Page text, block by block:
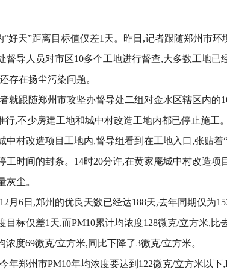
“好天”距离目标值仅差1天。昨日,记者跟随郑州市环
督导人员对市区10多个工地进行督查,大多数工地已
存在扬尘污染问题。
就跟随郑州市攻坚办督导处二组对金水区辖区内的
行,不少房建工地和城中村改造工地内都已停止施工
中村改造项目工地内,督导组看到在工地入口,张贴着
工时间的封条。14时20分许,在黄家庵城中村改造项
灰尘。
月6日,郑州的优良天数已经达188天,去年同期仅为
目标仅差1天,而PM10累计均浓度128微克/立方米,比
浓度69微克/立方米,同比下降了3微克/立方米。
年郑州市PM10年均浓度要达到122微克/立方米以下